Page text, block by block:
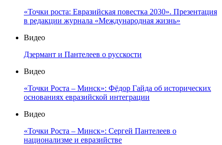
«Точки роста: Евразийская повестка 2030». Презентация
в редакции журнала «Международная жизнь»
Видео
Дзермант и Пантелеев о русскости
Видео
«Точки Роста – Минск»: Фёдор Гайда об исторических
основаниях евразийской интеграции
Видео
«Точки Роста – Минск»: Сергей Пантелеев о
национализме и евразийстве